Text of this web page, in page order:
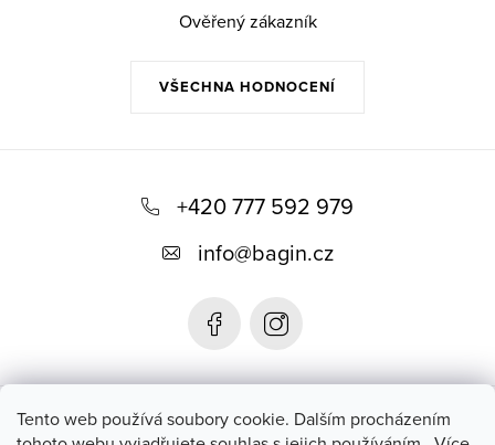
Tento web používá soubory cookie. Dalším procházením
VŠECHNA HODNOCENÍ
Ověřený zákazník
+420 777 592 979
info@bagin.cz
Bagin.cz